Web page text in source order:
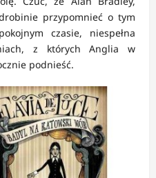
przypomnieć o tym
czasie, niespełna
z których Anglia w
podnieść.